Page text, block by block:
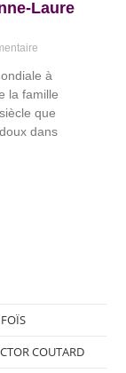
Laure
à
la famille
que
dans
COUTARD